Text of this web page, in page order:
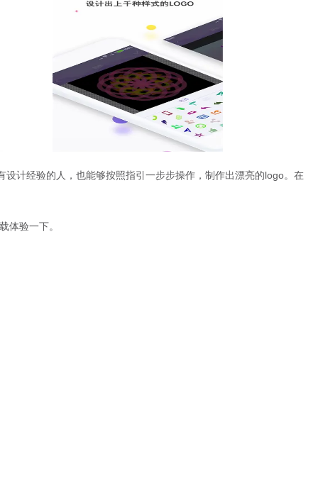
计经验的人，也能够按照指引一步步操作，制作出漂亮的logo。在
体验一下。